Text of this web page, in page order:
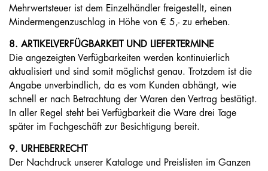
Mehrwertsteuer ist dem Einzelhändler freigestellt, einen
Mindermengenzuschlag in Höhe von € 5,- zu erheben.
8. ARTIKELVERFÜGBARKEIT UND LIEFERTERMINE
Die angezeigten Verfügbarkeiten werden kontinuierlich
aktualisiert und sind somit möglichst genau. Trotzdem ist die
Angabe unverbindlich, da es vom Kunden abhängt, wie
schnell er nach Betrachtung der Waren den Vertrag bestätigt.
In aller Regel steht bei Verfügbarkeit die Ware drei Tage
später im Fachgeschäft zur Besichtigung bereit.
9. URHEBERRECHT
Der Nachdruck unserer Kataloge und Preislisten im Ganzen